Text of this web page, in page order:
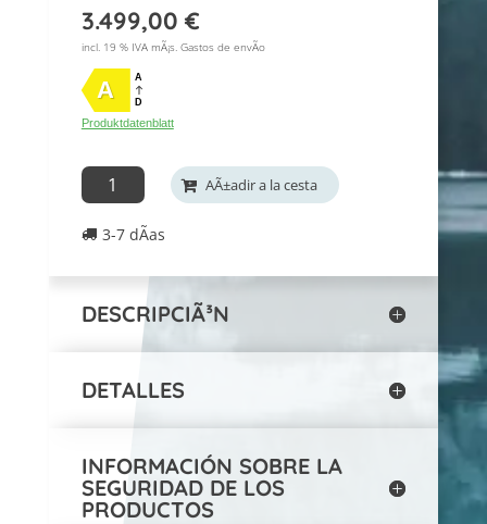
3.499,00 €
incl. 19 % IVA mÃ¡s. Gastos de envÃ­o
A A
D
Produktdatenblatt
Sofort
lieferbar:
Luftwärmepumpe
INHP15ELEC
cantidad
AÃ±adir a la cesta
3-7 dÃ­as
DESCRIPCIÃ³N
DETALLES
INFORMACIÓN SOBRE LA
SEGURIDAD DE LOS
PRODUCTOS